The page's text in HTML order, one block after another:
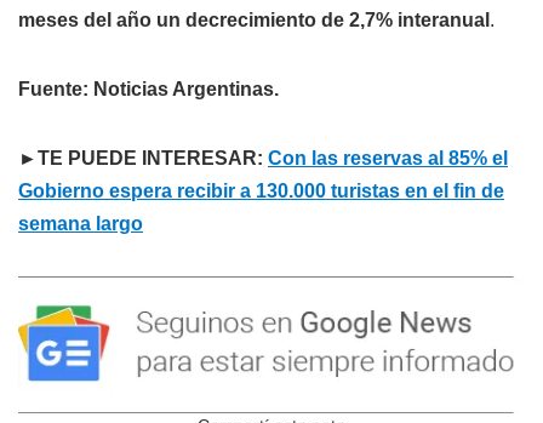
meses del año un decrecimiento de 2,7% interanual .
Fuente: Noticias Argentinas.
►TE PUEDE INTERESAR: Con las reservas al 85% el
Gobierno espera recibir a 130.000 turistas en el fin de
semana largo